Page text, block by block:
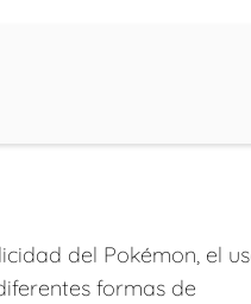
del Pokémon, el
formas de